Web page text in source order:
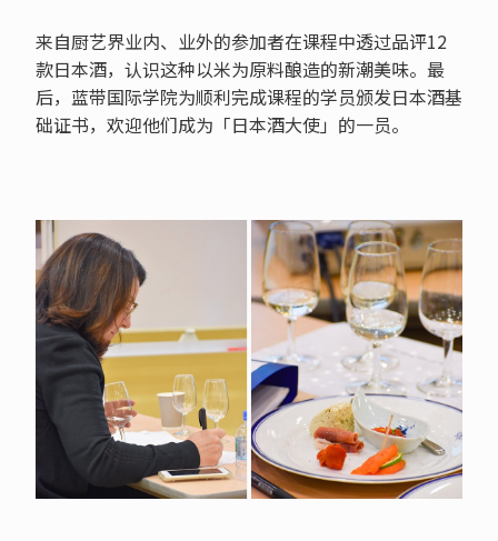
来自厨艺界业内、业外的参加者在课程中透过品评12
款日本酒，认识这种以米为原料酿造的新潮美味。最
后，蓝带国际学院为顺利完成课程的学员颁发日本酒基
础证书，欢迎他们成为「日本酒大使」的一员。